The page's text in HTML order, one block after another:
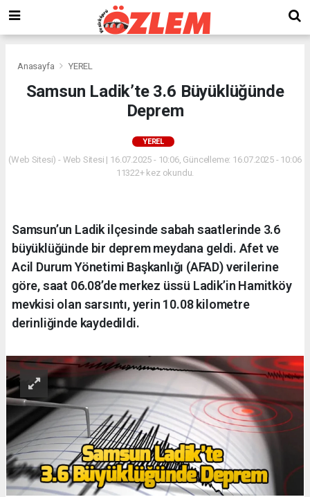
Anasayfa YEREL
Samsun Ladik’te 3.6 Büyüklüğünde
Deprem
YEREL
(Web Sitesi) - Web Sitesi | 16.07.2025 - 10:06, Güncelleme: 16.07.2025 - 10:06
11322+ kez okundu.
Samsun’un Ladik ilçesinde sabah saatlerinde 3.6
büyüklüğünde bir deprem meydana geldi. Afet ve
Acil Durum Yönetimi Başkanlığı (AFAD) verilerine
göre, saat 06.08’de merkez üssü Ladik’in Hamitköy
mevkisi olan sarsıntı, yerin 10.08 kilometre
derinliğinde kaydedildi.